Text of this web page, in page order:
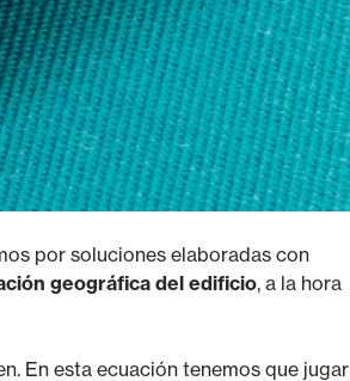
por soluciones elaboradas con
geográfica del edificio, a la hora
En esta ecuación tenemos que jugar